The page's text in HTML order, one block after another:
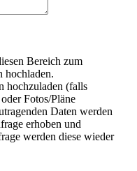
Bereich zum
hochladen.
hochzuladen (falls
Fotos/Pläne
Daten werden
erhoben und
werden diese wieder